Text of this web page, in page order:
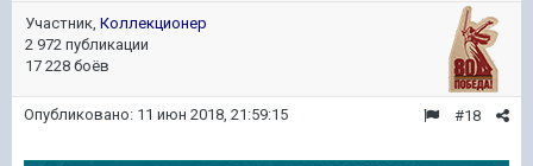
Участник, Коллекционер
2 972 публикации
17 228 боёв
#18
Опубликовано: 11 июн 2018, 21:59:15